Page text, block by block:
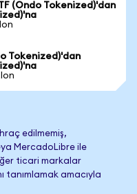
(Ondo Tokenized)'dan
Tokenized)'dan
edilmemiş,
MercadoLibre ile
ticari markalar
tanımlamak amacıyla